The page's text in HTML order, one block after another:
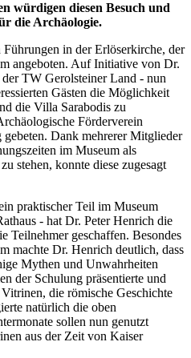
würdigen diesen Besuch und
die Archäologie.
in der Erlöserkirche, der
angeboten. Auf Initiative von Dr.
TW Gerolsteiner Land - nun
Gästen die Möglichkeit
die Villa Sarabodis zu
Förderverein
Dank mehrerer Mitglieder
im Museum als
stehen, konnte diese zugesagt
praktischer Teil im Museum
- hat Dr. Peter Henrich die
Teilnehmer geschaffen. Besondes
machte Dr. Henrich deutlich, dass
Mythen und Unwahrheiten
der Schulung präsentierte und
die römische Geschichte
natürlich die oben
sollen nun genutzt
aus der Zeit von Kaiser